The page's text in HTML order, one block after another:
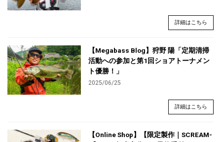
詳細はこちら
【Megabass Blog】狩野 陽「定期清掃
活動への参加と第1回ショアトーナメン
ト優勝！」
2025/06/25
詳細はこちら
【Online Shop】【限定製作｜SCREAM-